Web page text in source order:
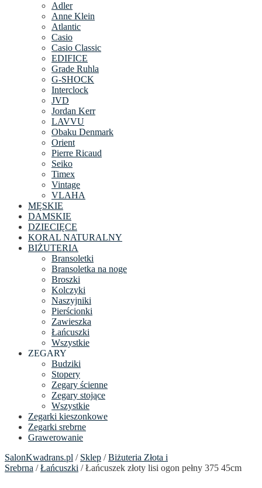
Adler
Anne Klein
Atlantic
Casio
Casio Classic
EDIFICE
Grade Ruhla
G-SHOCK
Interclock
JVD
Jordan Kerr
LAVVU
Obaku Denmark
Orient
Pierre Ricaud
Seiko
Timex
Vintage
VLAHA
MĘSKIE
DAMSKIE
DZIECIĘCE
KORAL NATURALNY
BIŻUTERIA
Bransoletki
Bransoletka na noge
Broszki
Kolczyki
Naszyjniki
Pierścionki
Zawieszka
Łańcuszki
Wszystkie
ZEGARY
Budziki
Stopery
Zegary ścienne
Zegary stojące
Wszystkie
Zegarki kieszonkowe
Zegarki srebrne
Grawerowanie
SalonKwadrans.pl / Sklep /Biżuteria Złota i
Srebrna /Łańcuszki / Łańcuszek złoty lisi ogon pełny 375 45cm